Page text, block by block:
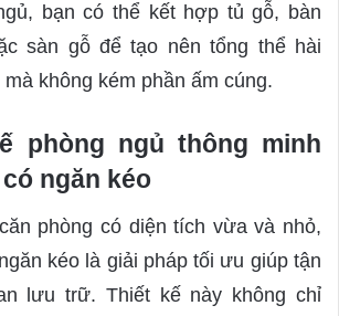
bạn có thể kết hợp tủ gỗ, bàn
sàn gỗ để tạo nên tổng thể hài
không kém phần ấm cúng.
phòng ngủ thông minh
ngăn kéo
phòng có diện tích vừa và nhỏ,
kéo là giải pháp tối ưu giúp tận
lưu trữ. Thiết kế này không chỉ